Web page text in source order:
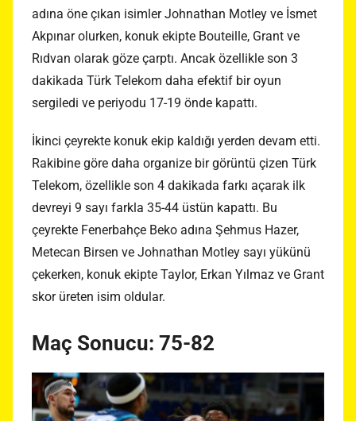
adına öne çıkan isimler Johnathan Motley ve İsmet
Akpınar olurken, konuk ekipte Bouteille, Grant ve
Rıdvan olarak göze çarptı. Ancak özellikle son 3
dakikada Türk Telekom daha efektif bir oyun
sergiledi ve periyodu 17-19 önde kapattı.
İkinci çeyrekte konuk ekip kaldığı yerden devam etti.
Rakibine göre daha organize bir görüntü çizen Türk
Telekom, özellikle son 4 dakikada farkı açarak ilk
devreyi 9 sayı farkla 35-44 üstün kapattı. Bu
çeyrekte Fenerbahçe Beko adına Şehmus Hazer,
Metecan Birsen ve Johnathan Motley sayı yükünü
çekerken, konuk ekipte Taylor, Erkan Yılmaz ve Grant
skor üreten isim oldular.
Maç Sonucu: 75-82